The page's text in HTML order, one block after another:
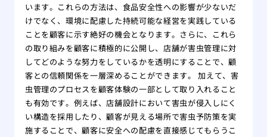
います。これらの方法は、食品安全性への影響が少ないだ
けでなく、環境に配慮した持続可能な経営を実践している
ことを顧客に示す絶好の機会となります。さらに、これら
の取り組みを顧客に積極的に公開し、店舗が害虫管理に対
してどのような努力をしているかを透明にすることで、顧
客との信頼関係を一層深めることができます。 加えて、害
虫管理のプロセスを顧客体験の一部として取り入れること
も有効です。例えば、店舗設計において害虫が侵入しにく
い構造を採用したり、顧客が見える場所で害虫予防策を実
施することで、顧客に安全への配慮を直接感じてもらうこ